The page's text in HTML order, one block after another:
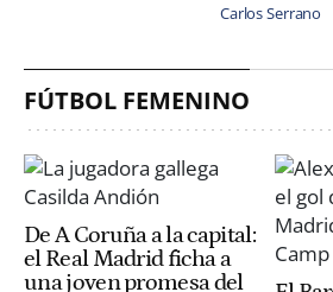
Carlos Serrano
FÚTBOL FEMENINO
De A Coruña a la capital:
el Real Madrid ficha a
una joven promesa del